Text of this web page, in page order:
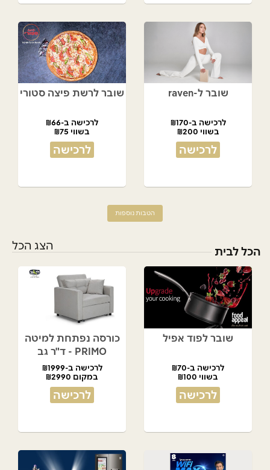
שובר ל-raven
לרכישה ב-₪170
בשווי ₪200
לרכישה
שובר לרשת פיצה סטורי
לרכישה ב-₪66
בשווי ₪75
לרכישה
הטבות נוספות
הכל לבית הצג הכל
שובר לפוד אפיל
לרכישה ב-₪70
בשווי ₪100
לרכישה
כורסה נפתחת למיטה
PRIMO - ד"ר גב
לרכישה ב-₪1999
במקום ₪2990
לרכישה